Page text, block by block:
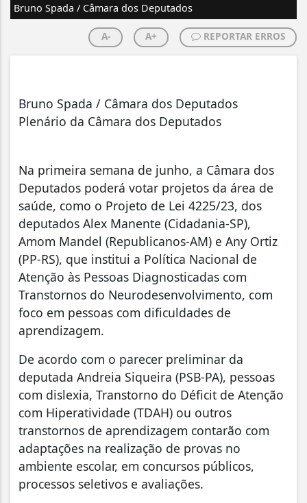
Bruno Spada / Câmara dos Deputados
A- A+ REPORTAR ERROS
Bruno Spada / Câmara dos Deputados
Plenário da Câmara dos Deputados
Na primeira semana de junho, a Câmara dos
Deputados poderá votar projetos da área de
saúde, como o Projeto de Lei 4225/23, dos
deputados Alex Manente (Cidadania-SP),
Amom Mandel (Republicanos-AM) e Any Ortiz
(PP-RS), que institui a Política Nacional de
Atenção às Pessoas Diagnosticadas com
Transtornos do Neurodesenvolvimento, com
foco em pessoas com dificuldades de
aprendizagem.
De acordo com o parecer preliminar da
deputada Andreia Siqueira (PSB-PA), pessoas
com dislexia, Transtorno do Déficit de Atenção
com Hiperatividade (TDAH) ou outros
transtornos de aprendizagem contarão com
adaptações na realização de provas no
ambiente escolar, em concursos públicos,
processos seletivos e avaliações.